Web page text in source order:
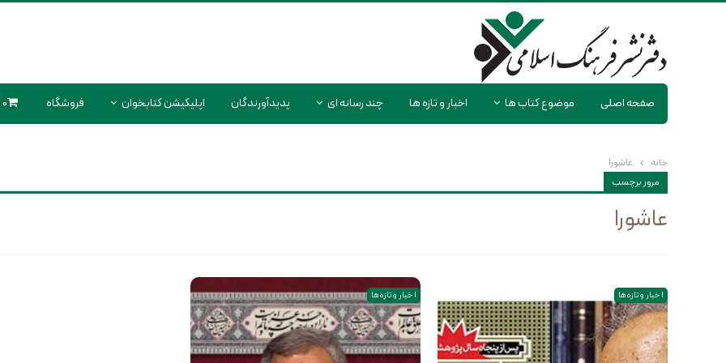
صفحه اصلی موضوع کتاب ها اخبار و تازه ها چند رسانه ای پدیدآورندگان اپلیکیشن کتابخوان فروشگاه 0 محصول
خانه
عاشورا
مرور برچسب
عاشورا
اخبار و تازه ها اخبار و تازه ها